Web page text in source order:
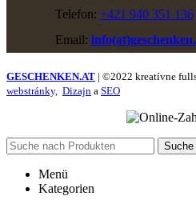
Telefon: +421 940 351 136
Email:
GESCHENKEN.AT | ©2022 kreatívne
webstránky, Dizajn a SEO
Suche
Menü
Kategorien